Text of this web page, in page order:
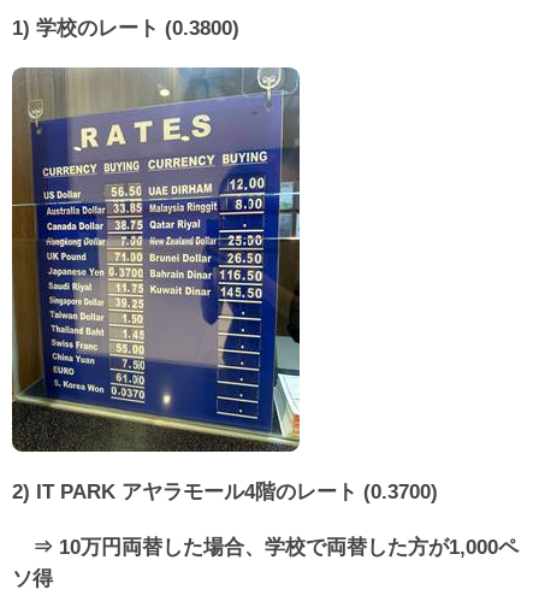
1) 学校のレート (0.3800)
2) IT PARK アヤラモール4階のレート (0.3700)
⇒ 10万円両替した場合、学校で両替した方が1,000ペ
ソ得